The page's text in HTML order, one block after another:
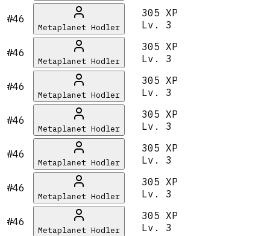
#46
Metaplanet Hodler
305 XP
Lv. 3
#46
Metaplanet Hodler
305 XP
Lv. 3
#46
Metaplanet Hodler
305 XP
Lv. 3
#46
Metaplanet Hodler
305 XP
Lv. 3
#46
Metaplanet Hodler
305 XP
Lv. 3
#46
Metaplanet Hodler
305 XP
Lv. 3
#46
Metaplanet Hodler
305 XP
Lv. 3